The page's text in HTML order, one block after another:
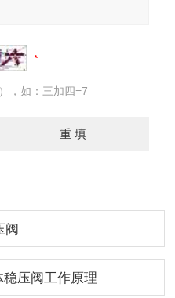
，如：三加四=7
阀
稳压阀工作原理